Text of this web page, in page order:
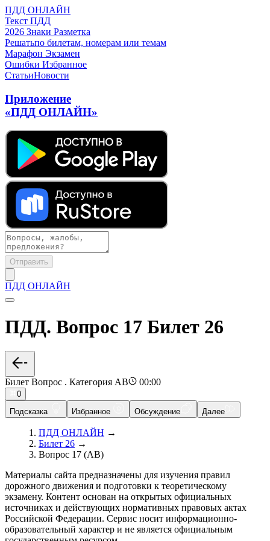
ПДД ОНЛАЙН
Текст ПДД
2026 Знаки Разметка
Решатьпо билетам, номерам или темам
Марафон Экзамен
Ошибки Избранное
СтатьиНовости
Приложение
«ПДД ОНЛАЙН»
Отправить
ПДД ОНЛАЙН
ПДД. Вопрос 17 Билет 26
Билет Вопрос . Категория AB 00:00
0
Подсказка
Избранное Обсуждение Далее
ПДД ОНЛАЙН →
Билет 26 →
Вопрос 17 (AB)
Материалы сайта предназначены для изучения правил
дорожного движения и подготовки к теоретическому
экзамену. Контент основан на открытых официальных
источниках и действующих нормативных правовых актах
Российской Федерации. Сервис носит информационно-
образовательный характер и не является официальным